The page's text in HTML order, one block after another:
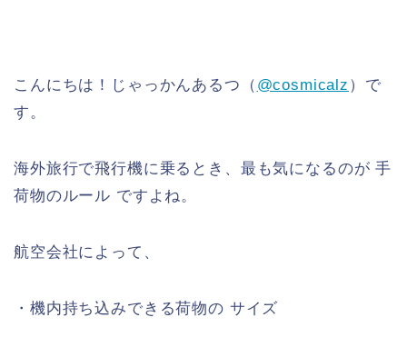
こんにちは！じゃっかんあるつ（ @cosmicalz ）で
す。
海外旅行で飛行機に乗るとき、最も気になるのが 手
荷物のルール ですよね。
航空会社によって、
・機内持ち込みできる荷物の サイズ